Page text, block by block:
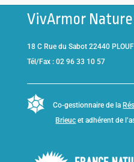
VivArmor Nature
18 C Rue du Sabot 22440
Tél/Fax : 02 96 33 10 57
Co-gestionnaire de la
Brieuc et adhérent de